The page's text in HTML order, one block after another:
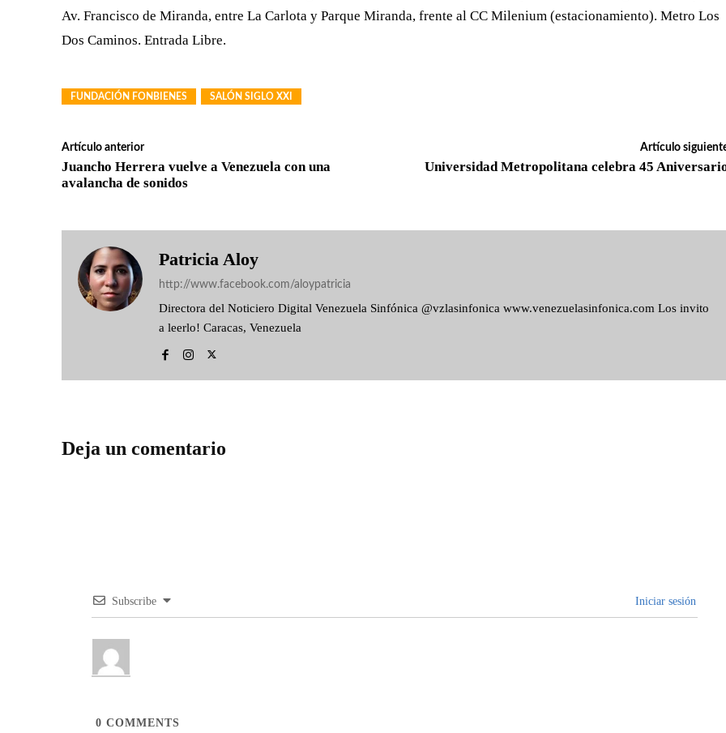
Av. Francisco de Miranda, entre La Carlota y Parque Miranda, frente al CC Milenium (estacionamiento). Metro Los
Dos Caminos. Entrada Libre.
FUNDACIÓN FONBIENES SALÓN SIGLO XXI
Artículo anterior
Juancho Herrera vuelve a Venezuela con una
avalancha de sonidos
Artículo
Universidad Metropolitana celebra 45
Patricia Aloy
http://www.facebook.com/aloypatricia
Directora del Noticiero Digital Venezuela Sinfónica @vzlasinfonica www.venezuelasinfonica.com Los invito
a leerlo! Caracas, Venezuela
Deja un comentario
Subscribe Iniciar sesión
0 COMMENTS